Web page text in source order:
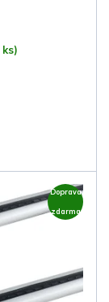
ks)
Doprava
zdarma